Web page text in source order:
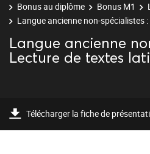
Bonus au diplôme
Bonus M1
Langue ancienne non-spécialistes
Langue ancienne
Lecture de textes
Télécharger la fiche de